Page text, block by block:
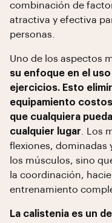
combinación de
atractiva y efectiva
personas.
Uno de los aspectos
su enfoque en el
ejercicios. Esto
equipamiento
que cualquiera
cualquier lugar . Los
flexiones, dominadas
los músculos, sino
la coordinación,
entrenamiento
La calistenia es un